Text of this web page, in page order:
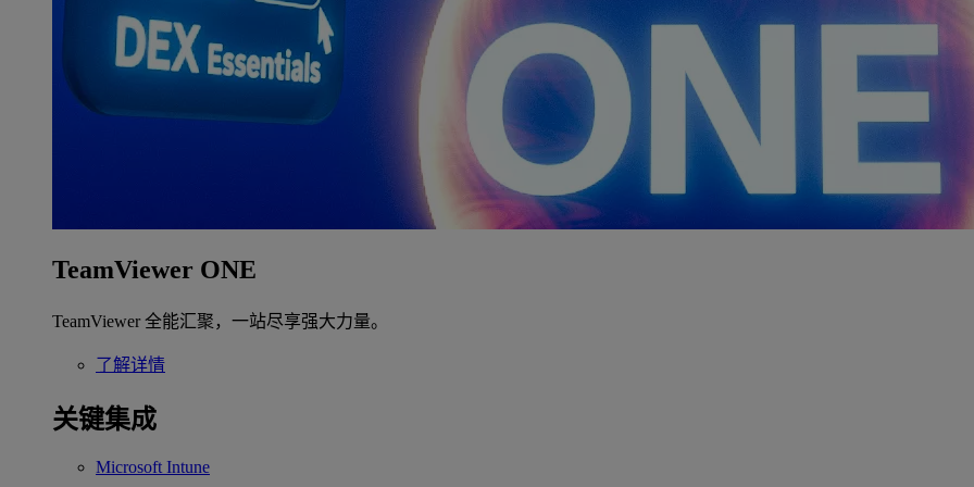
TeamViewer ONE
TeamViewer 全能汇聚，一站尽享强大力量。
了解详情
关键集成
Microsoft Intune